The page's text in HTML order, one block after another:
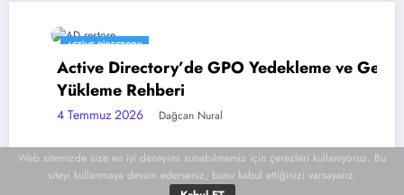
ACTIVE DIRECTORY
Active Directory’de GPO Yedekleme ve Geri
Yükleme Rehberi
4 Temmuz 2026 Dağcan Nural
Web sitemizde size en iyi deneyimi sunabilmemiz için çerezleri kullanıyoruz. Bu
siteyi kullanmaya devam ederseniz, bunu kabul ettiğinizi varsayarız.